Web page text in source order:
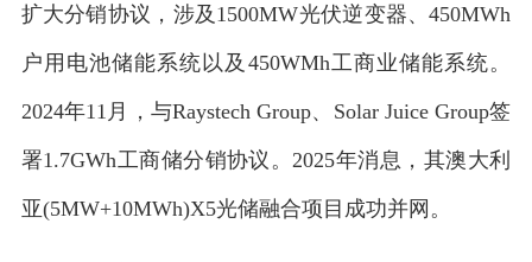
扩大分销协议，涉及1500MW光伏逆变器、450MWh
户用电池储能系统以及450WMh工商业储能系统。
2024年11月，与Raystech Group、Solar Juice Group签
署1.7GWh工商储分销协议。2025年消息，其澳大利
亚(5MW+10MWh)X5光储融合项目成功并网。